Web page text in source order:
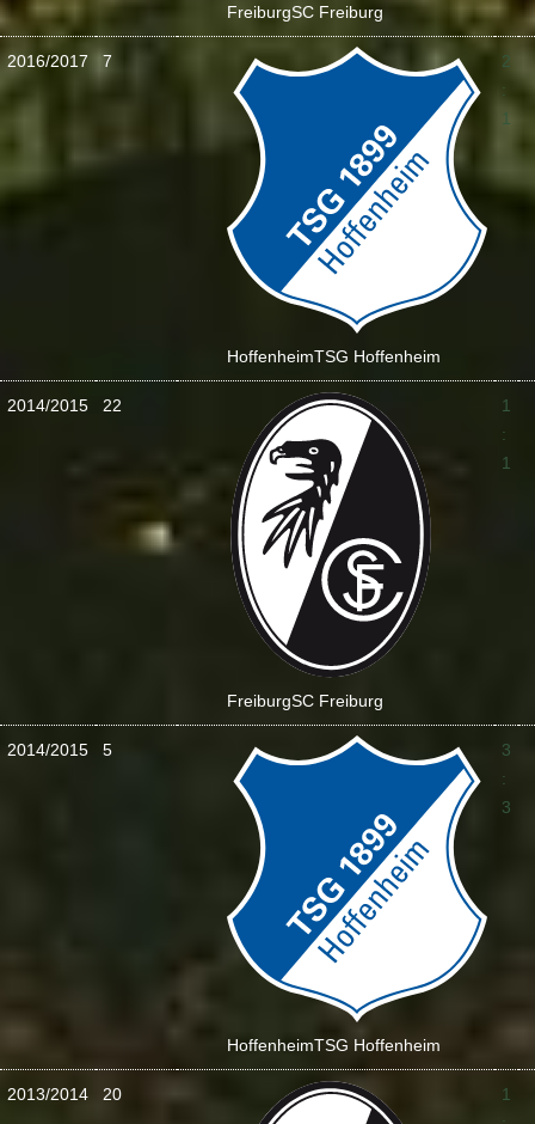
FreiburgSC Freiburg
2016/2017 7
HoffenheimTSG Hoffenheim
2
:
1
2014/2015 22
FreiburgSC Freiburg
1
:
1
2014/2015 5
HoffenheimTSG Hoffenheim
3
:
3
2013/2014 20
1